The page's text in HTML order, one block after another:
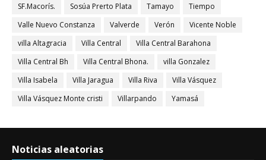
SF.Macorís.
Sosúa Prerto Plata Tamayo
Tiempo
Valle Nuevo Constanza
Valverde Verón
Vicente Noble
villa Altagracia
Villa Central
Villa Central Barahona
Villa Central Bh
Villa Central Bhona.
villa Gonzalez
Villa Isabela
Villa Jaragua Villa Riva
Villa Vásquez
Villa Vásquez Monte cristi
Villarpando Yamasá
Noticias aleatorias